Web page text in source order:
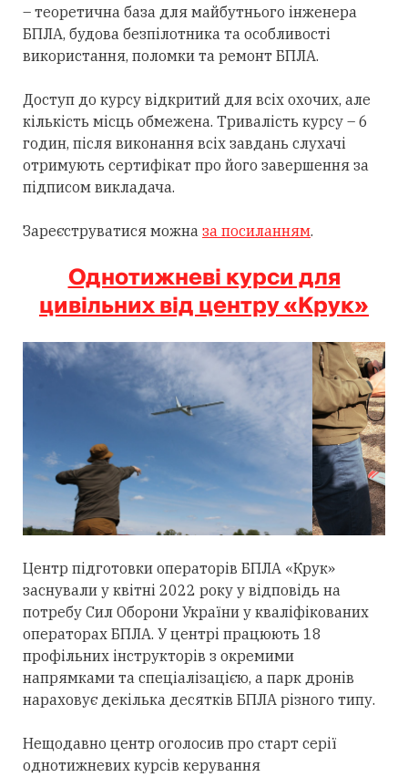
– теоретична база для майбутнього інженера
БПЛА, будова безпілотника та особливості
використання, поломки та ремонт БПЛА.
Доступ до курсу відкритий для всіх охочих, але
кількість місць обмежена. Тривалість курсу – 6
годин, після виконання всіх завдань слухачі
отримують сертифікат про його завершення за
підписом викладача.
Зареєструватися можна за посиланням.
Однотижневі курси для
цивільних від центру «Крук»
Центр підготовки операторів БПЛА «Крук»
заснували у квітні 2022 року у відповідь на
потребу Сил Оборони України у кваліфікованих
операторах БПЛА. У центрі працюють 18
профільних інструкторів з окремими
напрямками та спеціалізацією, а парк дронів
нараховує декілька десятків БПЛА різного типу.
Нещодавно центр оголосив про старт серії
однотижневих курсів керування